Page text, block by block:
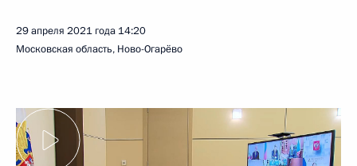
29 апреля 2021 года 14:20
Московская область, Ново-Огарёво